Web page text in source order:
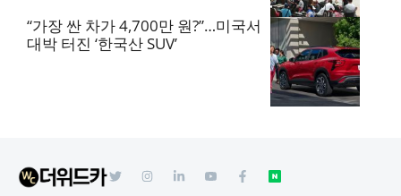
“가장 싼 차가 4,700만 원?”…미국서
대박 터진 ‘한국산 SUV’